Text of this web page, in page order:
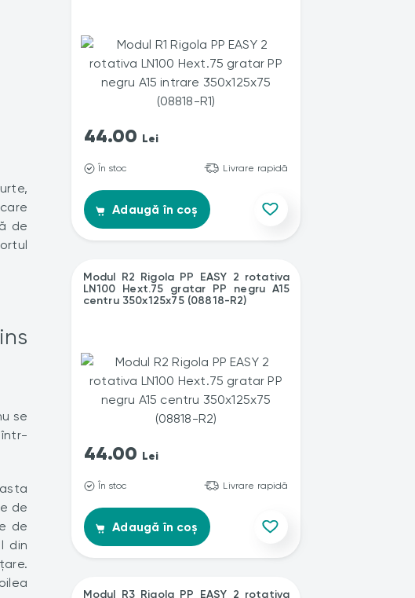
de
se
într-
de
de
din
44.00 Lei
În stoc Livrare rapidă
Adaugă în coș
Modul R2 Rigola PP EASY 2 rotativa
LN100 Hext.75 gratar PP negru A15
centru 350x125x75 (08818-R2)
44.00 Lei
În stoc Livrare rapidă
Adaugă în coș
Modul R3 Rigola PP EASY 2 rotativa